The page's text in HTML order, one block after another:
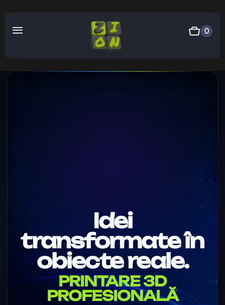
0
PRINTARE 3D
PROFESIONALĂ
Idei
transformate în
obiecte reale.